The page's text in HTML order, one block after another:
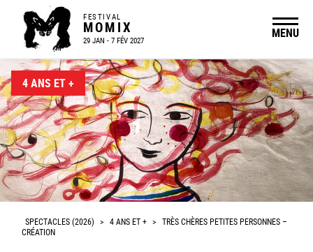
FESTIVAL
MOMIX
29 JAN - 7 FÉV 2027
MENU
4 ANS ET +
SPECTACLES (2026) > 4 ANS ET + >
TRÈS CHÈRES PETITES PERSONNES –
CRÉATION